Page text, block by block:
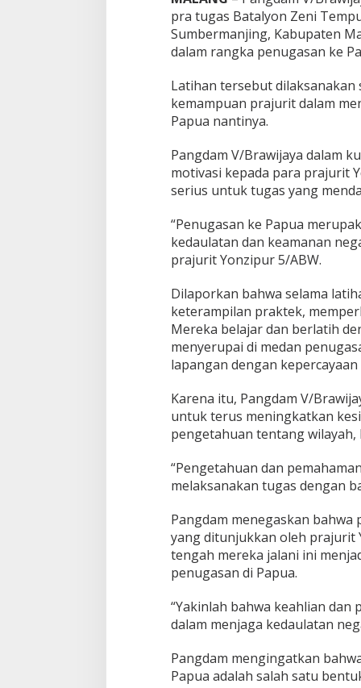
r
5
/
A
W
pra tugas Batalyon Zeni
Sumbermanjing, Kabupaten
dalam rangka penugasan ke
Latihan tersebut
kemampuan prajurit dalam
Papua nantinya.
Pangdam V/Brawijaya dalam
motivasi kepada para prajurit
serius untuk tugas yang
“Penugasan ke Papua
kedaulatan dan keamanan
prajurit Yonzipur 5/ABW.
Dilaporkan bahwa selama
keterampilan praktek,
Mereka belajar dan berlatih
menyerupai di medan
lapangan dengan
Karena itu, Pangdam V/
untuk terus meningkatkan
pengetahuan tentang wilayah,
“Pengetahuan dan
melaksanakan tugas dengan
Pangdam menegaskan
yang ditunjukkan oleh prajurit
tengah mereka jalani ini
penugasan di Papua.
“Yakinlah bahwa keahlian
dalam menjaga kedaulatan
Pangdam mengingatkan
Papua adalah salah satu